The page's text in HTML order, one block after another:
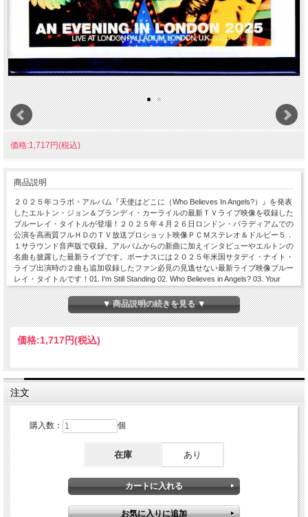
価格:1,717円(税込)
商品説明
２０２５年コラボ・アルバム『天使はどこに（Who Believes In Angels?）』を発表
したエルトン・ジョン＆ブランディ・カーライルの最新ＴＶライブ映像を収録した
ブルーレイ・タイトルが登場！２０２５年４月２６日ロンドン・パラディアムでの
公演を高画質フルＨＤのＴＶ放送プロショット映像ＰＣＭステレオ＆ドルビー５．
１サラウンド音声版で収録。アルバムからの新曲に加えインタビューやエルトンの
名曲も披露した最新ライブです。ボーナスには２０２５年米国サタデイ・ナイト・
ライブ出演時の２曲も追加収録したファン必見の見逃せない最新ライブ映像ブルー
レイ・タイトルです！01. I'm Still Standing 02. Who Believes in Angels? 03. Your
Song 04. The Joke 05. Swing for the Fences 06. Tiny Dancer 07. Crazy 08. Bennie
And The Jets 09. You Without Me 10. Don't Let The Sun Go Down On Me 11. Little
Richard's Bible Live at London Palladium, London, U.K. 26th April 2025 + 12. Little
Richard's Bible 13. Who Believes in Angels? Live at Saturday Night Live, New York
City, New York, USA 5th April 2025 Full HD 1920x1080 Widescreen 16:9 Linear PCM
Stereo / Dolby 5.1 Sourround time approx. 75min.
▼ 商品説明の続きを見る ▼
価格:1,717円(税込)
注文
購入数： 個
在庫 あり